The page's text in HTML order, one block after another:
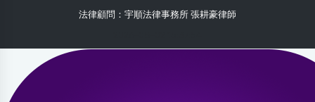
法律顧問：宇順法律事務所 張耕豪律師